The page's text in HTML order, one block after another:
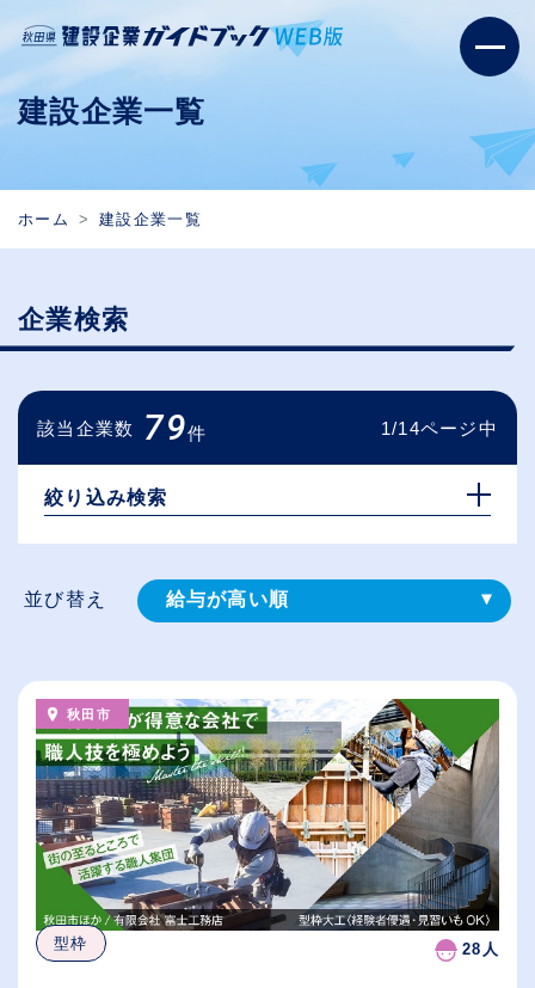
建設企業一覧
ホーム 建設企業一覧
企業検索
該当企業数 79件 1/14ページ中
絞り込み検索
並び替え 給与が高い順
従業員が多い順
休日数が多い順
秋田市
型枠 28人